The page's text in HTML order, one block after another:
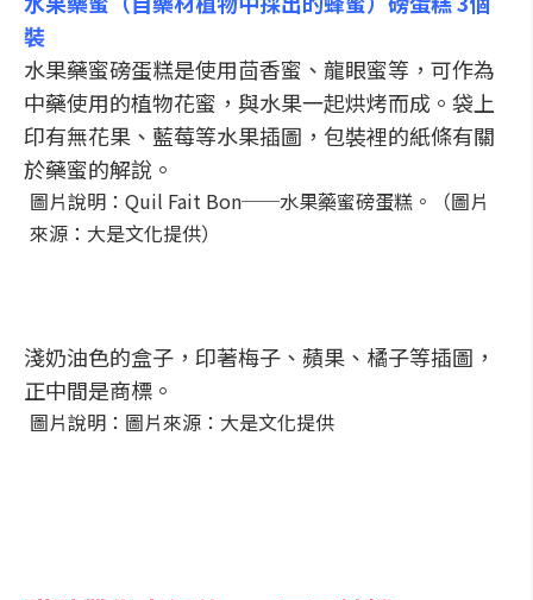
裝
水果藥蜜磅蛋糕是使用茴香蜜、龍眼蜜等，可作為
中藥使用的植物花蜜，與水果一起烘烤而成。袋上
印有無花果、藍莓等水果插圖，包裝裡的紙條有關
於藥蜜的解說。
圖片說明：Quil Fait Bon──水果藥蜜磅蛋糕。（圖片
來源：大是文化提供）
淺奶油色的盒子，印著梅子、蘋果、橘子等插圖，
正中間是商標。
圖片說明：圖片來源：大是文化提供